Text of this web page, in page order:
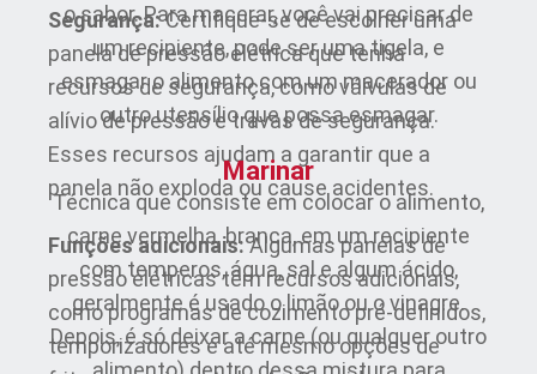
Segurança:Certifique-se de escolher uma
panela de pressão elétrica que tenha
recursos de segurança, como válvulas de
alívio de pressão e travas de segurança.
Esses recursos ajudam a garantir que a
panela não exploda ou cause acidentes.
Funções adicionais:Algumas panelas de
pressão elétricas têm recursos adicionais,
como programas de cozimento pré-definidos,
temporizadores e até mesmo opções de
o sabor. Para macerar, você vai precisar de
um recipiente, pode ser uma tigela, e
esmagar o alimento com um macerador ou
outro utensílio que possa esmagar.
Marinar
Técnica que consiste em colocar o alimento,
carne vermelha, branca, em um recipiente
com temperos, água, sal e algum ácido,
geralmente é usado o limão ou o vinagre.
Depois, é só deixar a carne (ou qualquer outro